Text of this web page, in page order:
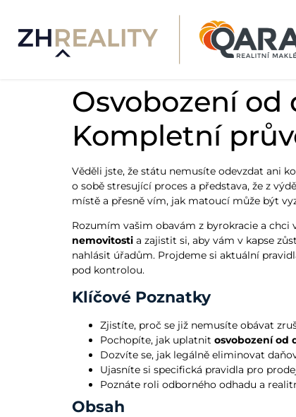
Osvobození od
Kompletní
Věděli jste, že státu nemusíte odevzdat ani
o sobě stresující proces a představa, že z
místě a přesně vím, jak matoucí může být
Rozumím vašim obavám z byrokracie a
nemovitosti a zajistit si, aby vám v kapse
nahlásit úřadům. Projdeme si aktuální
pod kontrolou.
Klíčové Poznatky
Zjistíte, proč se již nemusíte obávat
Pochopíte, jak uplatnit osvobození od
Dozvíte se, jak legálně eliminovat
Ujasníte si specifická pravidla pro
Poznáte roli odborného odhadu a
Obsah